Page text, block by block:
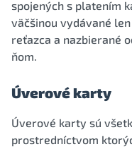
spojených s platením
väčšinou vydávané
reťazca a nazbierané
ňom.
Úverové karty
Úverové karty sú
prostredníctvom